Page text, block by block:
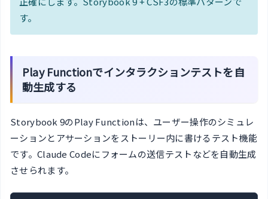
す。
Play Functionでインタラクションテストを自
動生成する
Storybook 9のPlay Functionは、ユーザー操作のシミュレ
ーションとアサーションをストーリー内に書けるテスト機能
です。Claude Codeにフォームの送信テストなどを自動生成
させられます。